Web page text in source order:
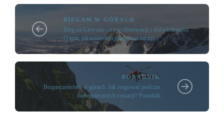
BIEGAM W GÓRACH
Bieg na Giewont – moje obserwacje i doświadczenia.
O tym, jak wniosłem pstrąga na szczyt
PORADNIK
Bezpieczeństwo w górach. Jak reagować podczas
niebezpiecznych sytuacji? Poradnik